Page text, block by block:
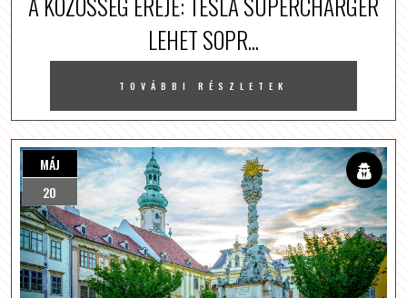
LEHET SOPR...
TOVÁBBI RÉSZLETEK
MÁJ
20